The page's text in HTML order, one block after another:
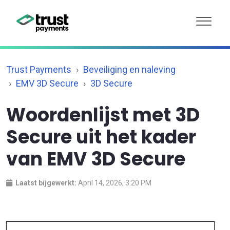
Trust Payments
Beveiliging en naleving
EMV 3D Secure
3D Secure
Woordenlijst met 3D
Secure uit het kader
van EMV 3D Secure
Laatst bijgewerkt: April 14, 2026, 3:20 PM